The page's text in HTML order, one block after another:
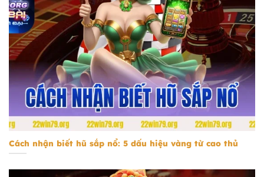
Cách nhận biết hũ sắp nổ
Cách nhận biết hũ sắp nổ: 5 dấu hiệu vàng từ cao thủ